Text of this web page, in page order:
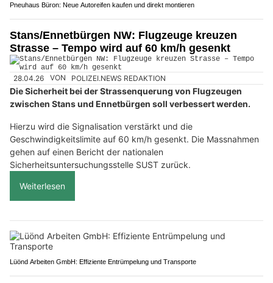
Pneuhaus Büron: Neue Autoreifen kaufen und direkt montieren
Stans/Ennetbürgen NW: Flugzeuge kreuzen
Strasse – Tempo wird auf 60 km/h gesenkt
28.04.26 VON POLIZEI.NEWS REDAKTION
Die Sicherheit bei der Strassenquerung von Flugzeugen
zwischen Stans und Ennetbürgen soll verbessert werden.
Hierzu wird die Signalisation verstärkt und die
Geschwindigkeitslimite auf 60 km/h gesenkt. Die Massnahmen
gehen auf einen Bericht der nationalen
Sicherheitsuntersuchungsstelle SUST zurück.
Weiterlesen
Lüönd Arbeiten GmbH: Effiziente Entrümpelung und Transporte